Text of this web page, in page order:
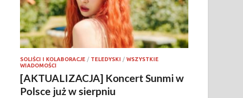
SOLIŚCI I KOLABORACJE / TELEDYSKI /WSZYSTKIE
WIADOMOŚCI
[AKTUALIZACJA] Koncert Sunmi w
Polsce już w sierpniu